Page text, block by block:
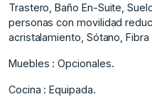
Trastero, Baño En-Suite,
personas con movilidad
‌acristalamiento, ‌Sótano, ‌Fibra
Muebles : Opcionales.
Cocina ‌: ‌Equipada.